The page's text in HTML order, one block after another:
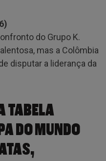
do Grupo K.
mas a Colômbia
disputar a liderança da
TABELA
DO MUNDO